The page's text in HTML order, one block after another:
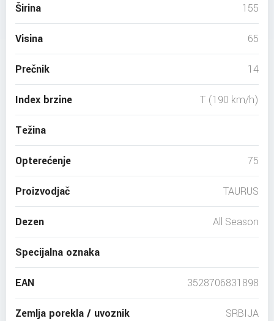
Širina 155
Visina 65
Prečnik 14
Index brzine T (190 km/h)
Težina
Opterećenje 75
Proizvodjač TAURUS
Dezen All Season
Specijalna oznaka
EAN 3528706831898
Zemlja porekla / uvoznik SRBIJA